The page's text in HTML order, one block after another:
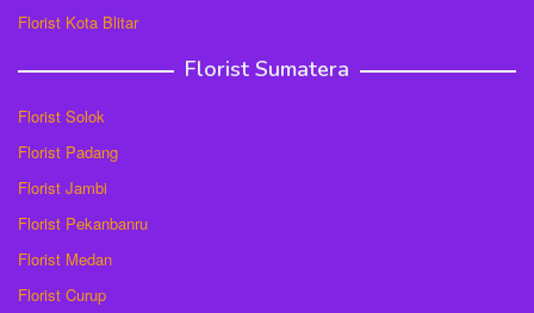
Florist Kota Blitar
Florist Sumatera
Florist Solok
Florist Padang
Florist Jambi
Florist Pekanbanru
Florist Medan
Florist Curup